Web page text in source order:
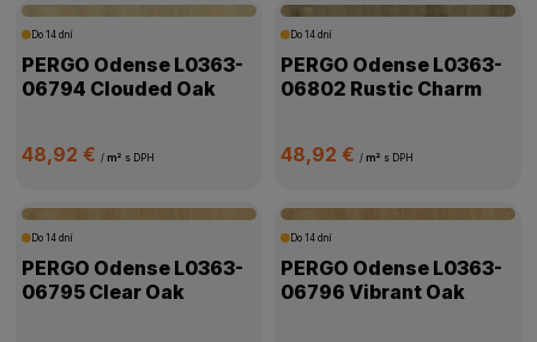
Do 14 dní
PERGO Odense L0363-
06794 Clouded Oak
48,92 €/ m² s DPH
Do 14 dní
PERGO Odense L0363-
06802 Rustic Charm
48,92 € / m² s DPH
Do 14 dní
PERGO Odense L0363-
06795 Clear Oak
Do 14 dní
PERGO Odense L0363-
06796 Vibrant Oak